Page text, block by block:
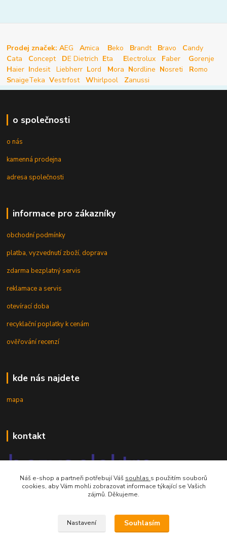
Prodej značek: AEG Amica Beko Brandt Bravo Candy
Cata Concept DE Dietrich Eta Electrolux Faber Gorenje
Haier Indesit Liebherr Lord Mora Nordline Nosreti Romo
SnaigeTeka Vestrfost Whirlpool Zanussi
o společnosti
o nás
kamenná prodejna
adresa společnosti
informace pro zákazníky
obchodní podmínky
platba, vyzvednutí zboží, doprava
zdarma bezplatný servis
reklamace a servis
otevírací doba
recyklační poplatky k cenám
ověřování recenzí
kde nás najdete
mapa
kontakt
orsontrading@seznam.cz
Náš e-shop a partneři potřebují Váš souhlas s použitím souborů
cookies, aby Vám mohli zobrazovat informace týkající se Vašich
zájmů. Děkujeme.
Nastavení Souhlasím